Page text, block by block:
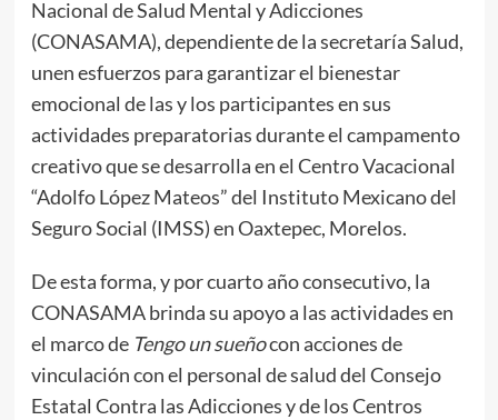
Nacional de Salud Mental y Adicciones
(CONASAMA), dependiente de la secretaría Salud,
unen esfuerzos para garantizar el bienestar
emocional de las y los participantes en sus
actividades preparatorias durante el campamento
creativo que se desarrolla en el Centro Vacacional
“Adolfo López Mateos” del Instituto Mexicano del
Seguro Social (IMSS) en Oaxtepec, Morelos.
De esta forma, y por cuarto año consecutivo, la
CONASAMA brinda su apoyo a las actividades en
el marco de Tengo un sueñocon acciones de
vinculación con el personal de salud del Consejo
Estatal Contra las Adicciones y de los Centros